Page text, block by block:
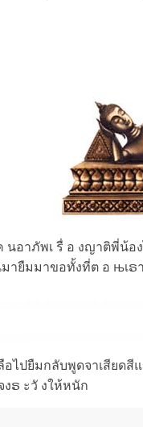
นอาภัพเ รื่ อ งญาติพี่น้
มายืมมาขอทั้งที่ต อ њเ
ไปยืมกลับพูดจาเสียดสี
ຣ ะวั งให้หนัก